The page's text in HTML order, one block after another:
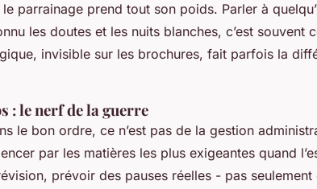
le parrainage prend tout son poids. Parler à
les doutes et les nuits blanches, c’est souvent
invisible sur les brochures, fait parfois la
: le nerf de la guerre
le bon ordre, ce n’est pas de la gestion
par les matières les plus exigeantes quand
prévoir des pauses réelles - pas seulement